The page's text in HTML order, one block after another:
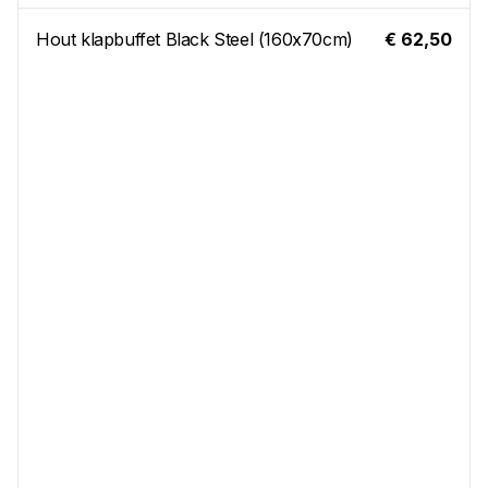
Hout klapbuffet Black Steel (160x70cm) € 62,50